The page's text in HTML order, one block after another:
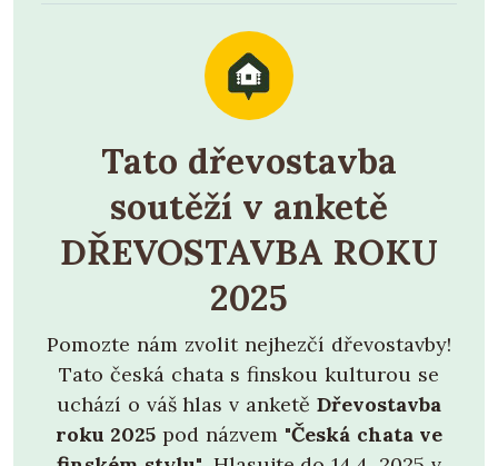
Tato dřevostavba
soutěží v anketě
DŘEVOSTAVBA ROKU
2025
Pomozte nám zvolit nejhezčí dřevostavby!
Tato česká chata s finskou kulturou se
uchází o váš hlas v anketě Dřevostavba
roku 2025 pod názvem "Česká chata ve